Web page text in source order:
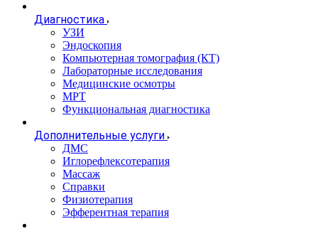
Диагностика
УЗИ
Эндоскопия
Компьютерная томография (КТ)
Лабораторные исследования
Медицинские осмотры
МРТ
Функциональная диагностика
Дополнительные услуги
ДМС
Иглорефлексотерапия
Массаж
Справки
Физиотерапия
Эфферентная терапия